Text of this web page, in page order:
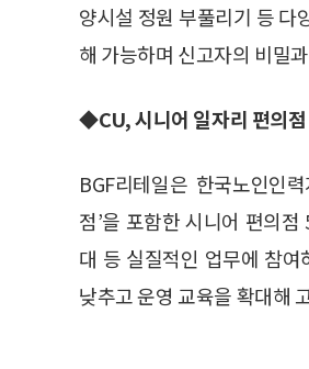
양시설 정원 부풀리기 등 다
해 가능하며 신고자의 비밀
◆CU, 시니어 일자리 편의
BGF리테일은 한국노인인
점’을 포함한 시니어 편의
대 등 실질적인 업무에 참
낮추고 운영 교육을 확대해